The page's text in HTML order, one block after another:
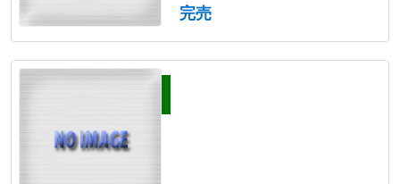
完売